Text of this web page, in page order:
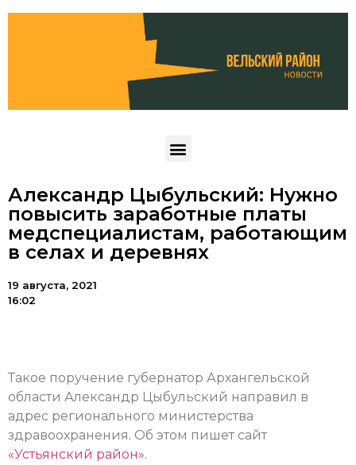
Александр Цыбульский: Нужно
повысить заработные платы
медспециалистам, работающим
в селах и деревнях
19 августа, 2021
16:02
Такое поручение губернатор Архангельской
области Александр Цыбульский направил в
адрес регионального министерства
здравоохранения. Об этом пишет сайт
«Устьянский район».